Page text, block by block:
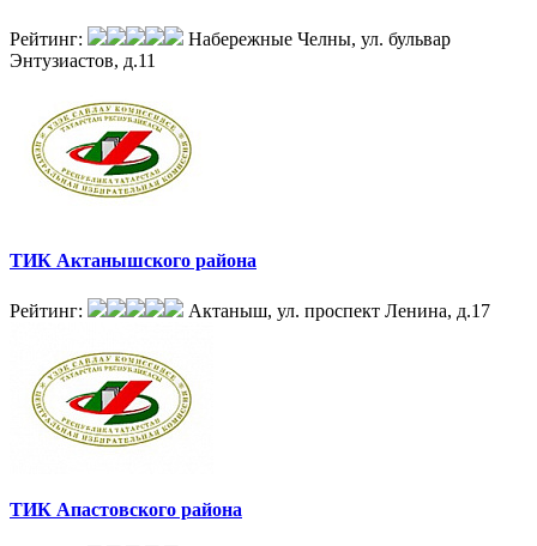
Рейтинг:
Набережные Челны, ул. бульвар
Энтузиастов, д.11
ТИК Актанышского района
Рейтинг: Актаныш, ул. проспект Ленина, д.17
ТИК Апастовского района